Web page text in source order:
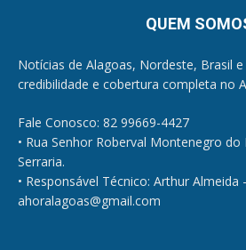
QUEM
Notícias de Alagoas, Nordeste, Brasil
credibilidade e cobertura completa no
Fale Conosco: 82 99669-4427
• Rua Senhor Roberval Montenegro
Serraria.
• Responsável Técnico: Arthur Almeida -
ahoralagoas@gmail.com